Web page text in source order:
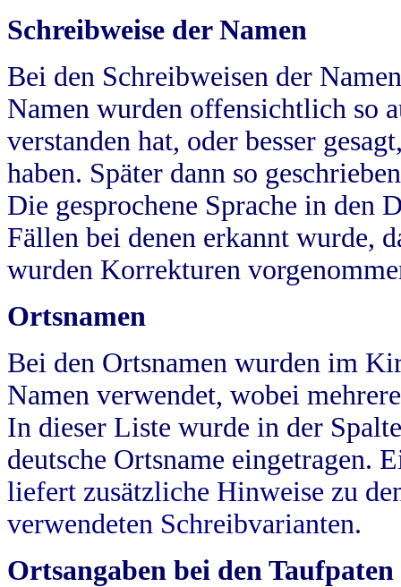
Schreibweise der Namen
Bei den Schreibweisen der
Namen wurden offensichtlich so
verstanden hat, oder besser
haben. Später dann so
Die gesprochene Sprache in
Fällen bei denen erkannt wurde,
wurden Korrekturen
Ortsnamen
Bei den Ortsnamen wurden im
Namen verwendet, wobei
In dieser Liste wurde in der
deutsche Ortsname eingetragen.
liefert zusätzliche Hinweise zu
verwendeten Schreibvarianten.
Ortsangaben bei den Taufpaten